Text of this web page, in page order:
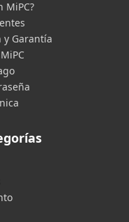
MiPC?
y Garantía